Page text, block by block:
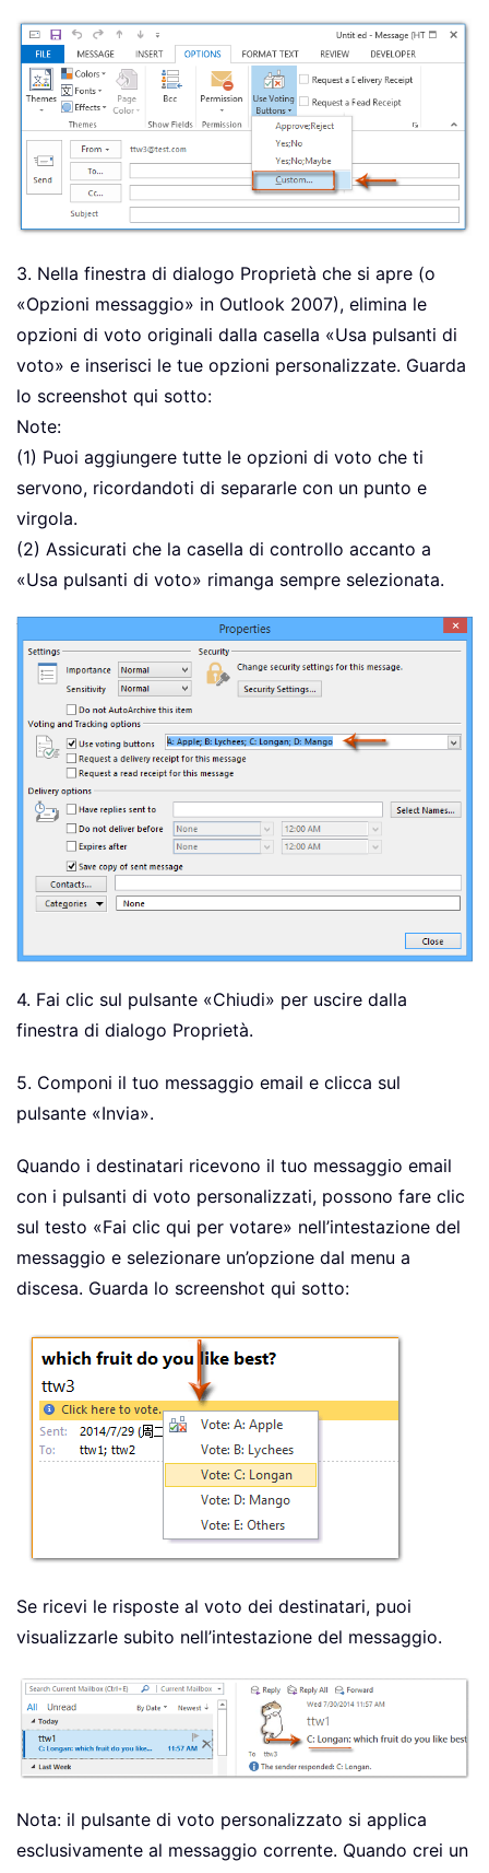
3. Nella finestra di dialogo Proprietà che si apre (o
«Opzioni messaggio» in Outlook 2007), elimina le
opzioni di voto originali dalla casella «Usa pulsanti di
voto» e inserisci le tue opzioni personalizzate. Guarda
lo screenshot qui sotto:
Note:
(1) Puoi aggiungere tutte le opzioni di voto che ti
servono, ricordandoti di separarle con un punto e
virgola.
(2) Assicurati che la casella di controllo accanto a
«Usa pulsanti di voto» rimanga sempre selezionata.
4. Fai clic sul pulsante «Chiudi» per uscire dalla
finestra di dialogo Proprietà.
5. Componi il tuo messaggio email e clicca sul
pulsante «Invia».
Quando i destinatari ricevono il tuo messaggio email
con i pulsanti di voto personalizzati, possono fare clic
sul testo «Fai clic qui per votare» nell’intestazione del
messaggio e selezionare un’opzione dal menu a
discesa. Guarda lo screenshot qui sotto:
Se ricevi le risposte al voto dei destinatari, puoi
visualizzarle subito nell’intestazione del messaggio.
Nota: il pulsante di voto personalizzato si applica
esclusivamente al messaggio corrente. Quando crei un